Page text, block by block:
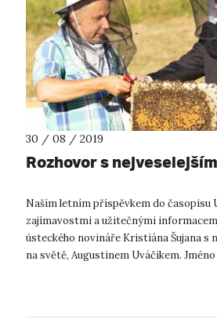
30 / 08 / 2019
Rozhovor s
Naším letním příspěvkem do časopisu
zajímavostmi a užitečnými
ústeckého novináře Kristiána Šujana s
na světě, Augustinem Uváčikem.